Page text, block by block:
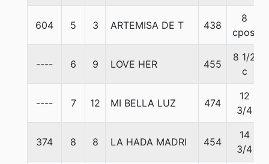
604 5 3 ARTEMISA DE T 438
8
cpos.
---- 6 9 LOVE HER 455
8 1/2
c
---- 7 12 MI BELLA LUZ 474
12
3/4
374 8 8 LA HADA MADRI 454
14
3/4